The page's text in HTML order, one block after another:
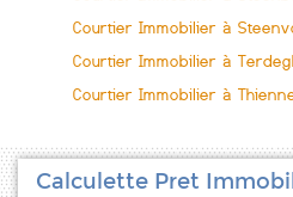
Courtier Immobilier à
Courtier Immobilier à
Courtier Immobilier à
Calculette Pret